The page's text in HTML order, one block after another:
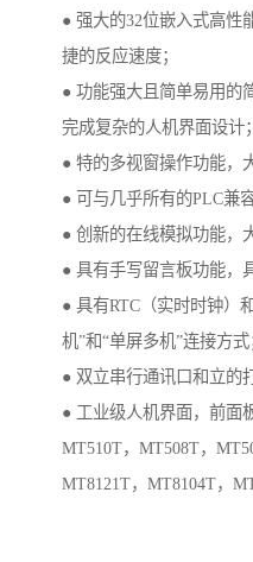
● 强大的32位嵌入式高性
捷的反应速度；
● 功能强大且简单易用的
完成复杂的人机界面设计
● 特的多视窗操作功能，
● 可与几乎所有的PLC兼
● 创新的在线模拟功能，
● 具有手写留言板功能，
● 具有RTC（实时时钟）
机”和“单屏多机”连接方式
● 双立串行通讯口和立的
● 工业级人机界面，前面
MT510T，MT508T，
MT8121T，MT8104T，